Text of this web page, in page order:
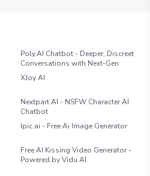
Poly.AI Chatbot - Deeper, Discreet
Conversations with Next-Gen
XJoy AI
Nextpart AI - NSFW Character AI
Chatbot
Ipic.ai - Free Ai Image Generator
Free AI Kissing Video Generator -
Powered by Vidu AI